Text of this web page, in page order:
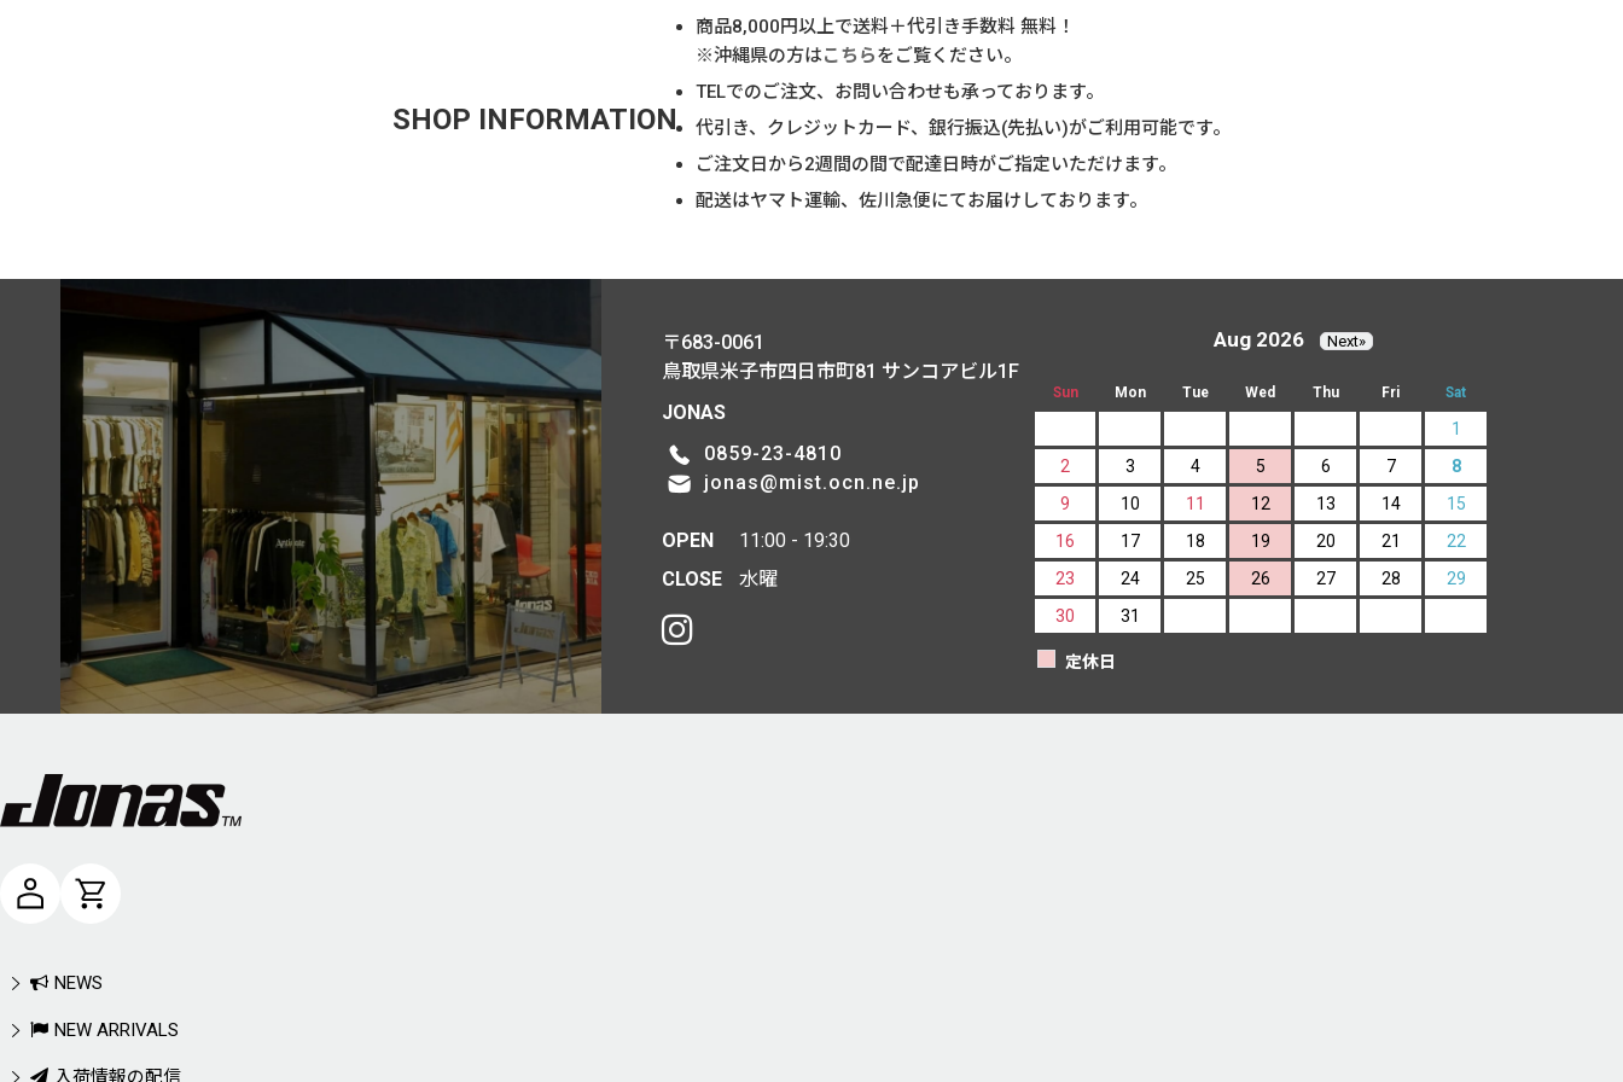
SHOP INFORMATION
商品8,000円以上で送料＋代引き手数料 無料！
※沖縄県の方はこちらをご覧ください。
TELでのご注文、お問い合わせも承っております。
代引き、クレジットカード、銀行振込(先払い)がご利用可能です。
ご注文日から2週間の間で配達日時がご指定いただけます。
配送はヤマト運輸、佐川急便にてお届けしております。
〒683-0061
鳥取県米子市四日市町81 サンコアビル1F
JONAS
0859-23-4810
jonas@mist.ocn.ne.jp
OPEN
11:00 - 19:30
CLOSE
水曜
Aug 2026 Next»
Sun Mon Tue Wed Thu Fri Sat
1
2
3 4 5 6 7
8
9
10 11 12 13 14
15
16
17 18 19 20 21
22
23
24 25 26 27 28
29
30
31
定休日
NEWS
NEW ARRIVALS
入荷情報の配信